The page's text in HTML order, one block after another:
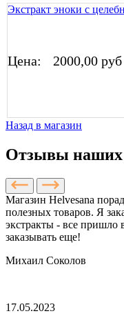
Экстракт эноки с
Цена: 2000,00 руб
Назад в магазин
Отзывы наших
Магазин Helvesana
полезных товаров. Я
экстракты - все пришло
заказывать еще!
Михаил Соколов
17.05.2023